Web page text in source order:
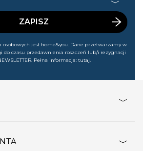
Wiem, że mogę tę zgodę w każdej chwili
ZAPISZ
jest home&you. Dane przetwarzamy w
do czasu przedawnienia roszczeń lub/i rezygnacji
Pełna informacja: tutaj.